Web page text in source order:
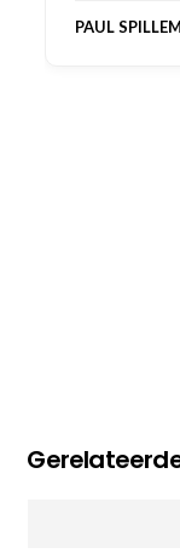
bestelling al